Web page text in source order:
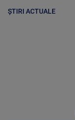
ȘTIRI ACTUALE